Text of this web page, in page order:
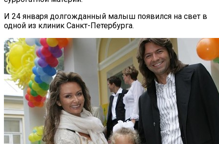
И 24 января долгожданный малыш появился на свет в
одной из клиник Санкт-Петербурга.